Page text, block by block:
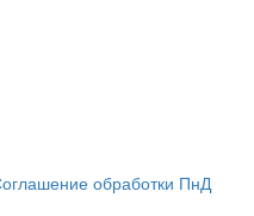
обработки ПнД